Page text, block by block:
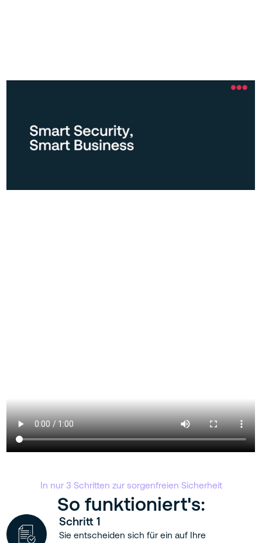
In nur 3 Schritten zur sorgenfreien Sicherheit
So funktioniert's:
Schritt 1
Sie entscheiden sich für ein auf Ihre